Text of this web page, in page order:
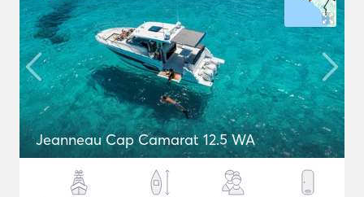
Jeanneau Cap Camarat 12.5 WA